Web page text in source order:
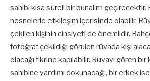
sahibi kısa süreli bir bunalım
nesnelerle etkileşim içerisinde olabilir.
çekilen kişinin cinsiyeti de önemlidir.
fotoğraf çekildiği görülen rüyada kişi
olacağı fikrine kapılabilir. Rüyayı gören bir
sahibine yardımı dokunacağı, bir erkek